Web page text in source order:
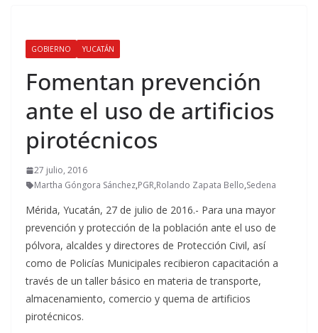
GOBIERNO YUCATÁN
Fomentan prevención
ante el uso de artificios
pirotécnicos
27 julio, 2016
Martha Góngora Sánchez,PGR,Rolando Zapata Bello,Sedena
Mérida, Yucatán, 27 de julio de 2016.- Para una mayor
prevención y protección de la población ante el uso de
pólvora, alcaldes y directores de Protección Civil, así
como de Policías Municipales recibieron capacitación a
través de un taller básico en materia de transporte,
almacenamiento, comercio y quema de artificios
pirotécnicos.